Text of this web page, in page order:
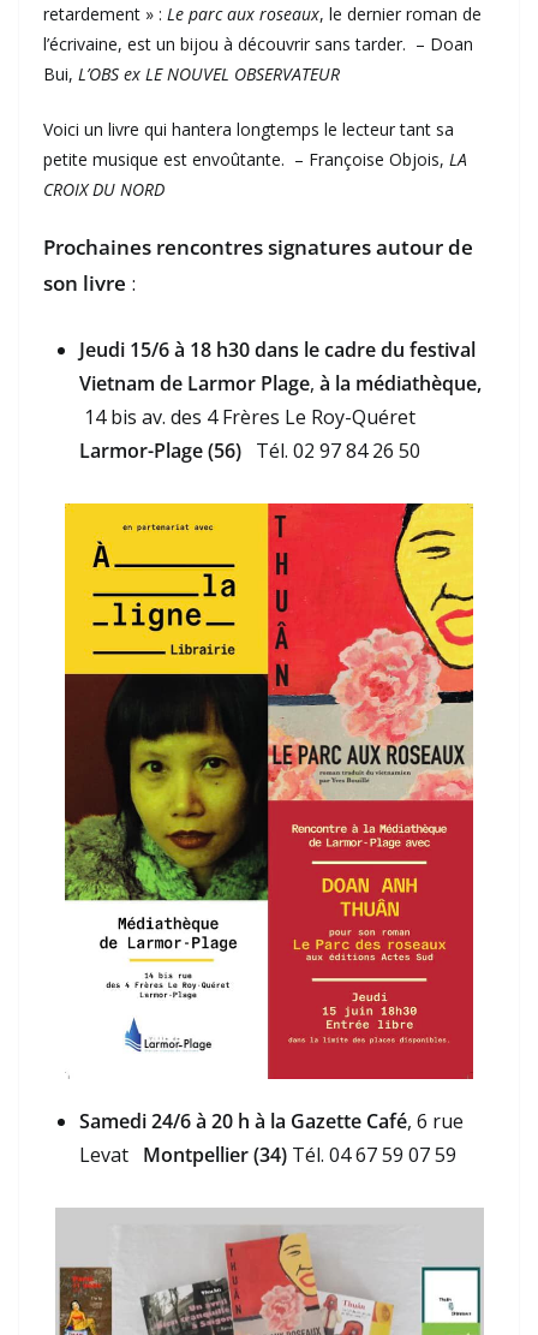
retardement » : Le parc aux roseaux, le dernier roman de
l’écrivaine, est un bijou à découvrir sans tarder. – Doan
Bui, L’OBS ex LE NOUVEL OBSERVATEUR
Voici un livre qui hantera longtemps le lecteur tant sa
petite musique est envoûtante. – Françoise Objois, LA
CROIX DU NORD
Prochaines rencontres signatures autour de
son livre :
Jeudi 15/6 à 18 h30dans le cadre du festival
Vietnam de Larmor Plage, à la médiathèque,
14 bis av. des 4 Frères Le Roy-Quéret
Larmor-Plage (56) Tél. 02 97 84 26 50
Samedi 24/6 à 20 h à la Gazette Café, 6 rue
Levat Montpellier (34) Tél. 04 67 59 07 59